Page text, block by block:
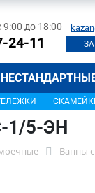
до 18:00
24-11
1/5-ЭН
Ванны